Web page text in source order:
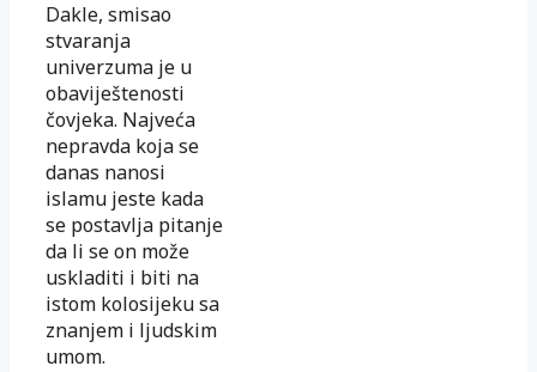
Dakle, smisao
stvaranja
univerzuma je u
obaviještenosti
čovjeka. Na­jveća
nepravda koja se
danas nanosi
islamu jeste kada
se postavlja pi­tanje
da li se on može
uskladiti i biti na
istom kolosijeku sa
znanjem i ljudskim
umom.